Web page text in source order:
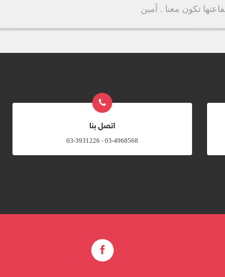
تكون معنا . آمين
اتصل بنا
03-4968568 - 03-3931226